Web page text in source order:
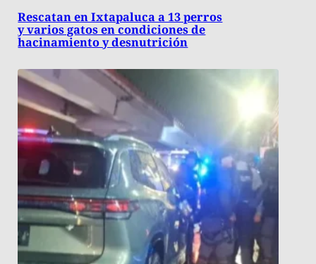
Rescatan en Ixtapaluca a 13 perros
y varios gatos en condiciones de
hacinamiento y desnutrición